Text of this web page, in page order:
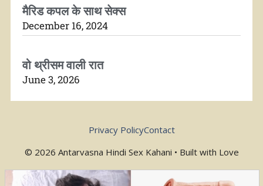
मैरिड कपल के साथ सेक्स
December 16, 2024
वो थ्रीसम वाली रात
June 3, 2026
© 2026 Antarvasna Hindi Sex Kahani • Built with Love
Privacy PolicyContact